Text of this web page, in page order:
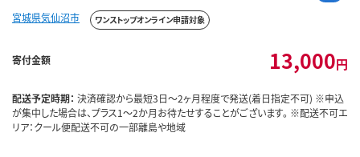
宮城県気仙沼市 ワンストップオンライン申請対象
寄付金額 13,000円
配送予定時期： 決済確認から最短3日～2ヶ月程度で発送(着日指定不可) ※申込
が集中した場合は、プラス1～2か月お待たせすることがございます。 ※配送不可エ
リア：クール便配送不可の一部離島や地域